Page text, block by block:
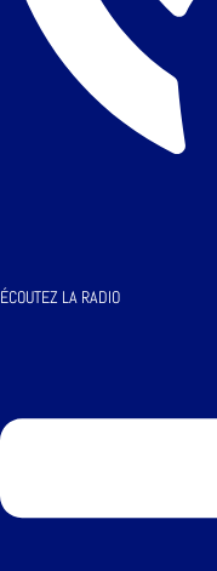
ÉCOUTEZ LA RADIO